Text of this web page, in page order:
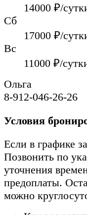
14000 ₽/
Сб
17000 ₽/
Вс
11000 ₽/
Ольга
8-912-046-26-26
Условия
Если в графике
Позвонить по
уточнения
предоплаты.
можно